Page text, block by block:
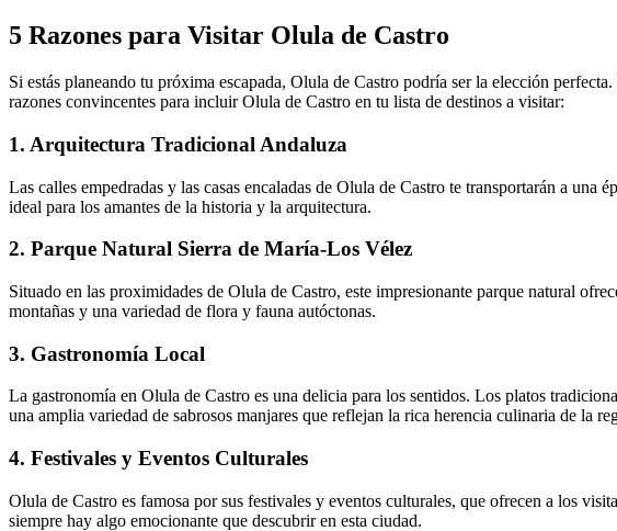
5 Razones para Visitar Olula de Castro
Si estás planeando tu próxima escapada, Olula de Castro podría ser la elección
razones convincentes para incluir Olula de Castro en tu lista de destinos a visitar:
1. Arquitectura Tradicional Andaluza
Las calles empedradas y las casas encaladas de Olula de Castro te transportarán a
ideal para los amantes de la historia y la arquitectura.
2. Parque Natural Sierra de María-Los Vélez
Situado en las proximidades de Olula de Castro, este impresionante parque natural
montañas y una variedad de flora y fauna autóctonas.
3. Gastronomía Local
La gastronomía en Olula de Castro es una delicia para los sentidos. Los platos
una amplia variedad de sabrosos manjares que reflejan la rica herencia culinaria de la
4. Festivales y Eventos Culturales
Olula de Castro es famosa por sus festivales y eventos culturales, que ofrecen a los
siempre hay algo emocionante que descubrir en esta ciudad.